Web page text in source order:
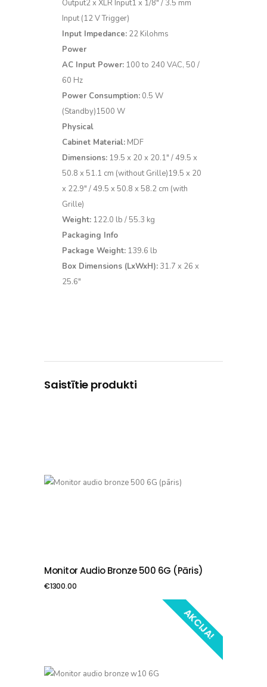
Output2 x XLR Input1 x 1/8″ / 3.5 mm
Input (12 V Trigger)
Input Impedance: 22 Kilohms
Power
AC Input Power: 100 to 240 VAC, 50 /
60 Hz
Power Consumption: 0.5 W
(Standby)1500 W
Physical
Cabinet Material: MDF
Dimensions: 19.5 x 20 x 20.1″ / 49.5 x
50.8 x 51.1 cm (without Grille)19.5 x 20
x 22.9″ / 49.5 x 50.8 x 58.2 cm (with
Grille)
Weight: 122.0 lb / 55.3 kg
Packaging Info
Package Weight: 139.6 lb
Box Dimensions (LxWxH): 31.7 x 26 x
25.6″
Saistītie produkti
PIEVIENOT GROZAM
Monitor Audio Bronze 500 6G (pāris)
€1300.00
AKCIJA!